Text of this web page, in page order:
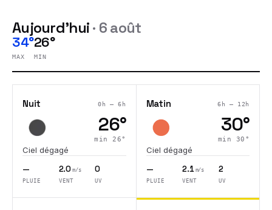
Aujourd'hui· 6 août
34°
MAX
26°
MIN
Nuit 0h – 6h
26°
min26°
Ciel dégagé
—
PLUIE
2.0 m/s
VENT
0
UV
Matin 6h – 12h
30°
min 30 °
Ciel dégagé
—
PLUIE
2.1 m/s
VENT
2
UV